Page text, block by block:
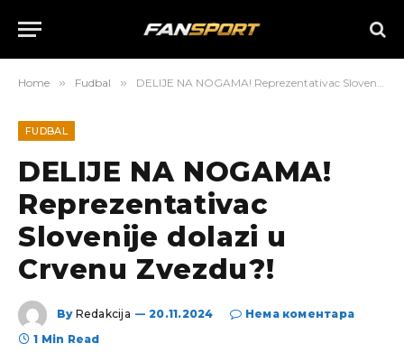
Home » Fudbal » DELIJE NA NOGAMA! Reprezentativac Slovenije dolazi u Crvenu Zvezdu?!
FUDBAL
DELIJE NA NOGAMA!
Reprezentativac
Slovenije dolazi u
Crvenu Zvezdu?!
By Redakcija 20.11.2024
Нема коментара
1 Min Read